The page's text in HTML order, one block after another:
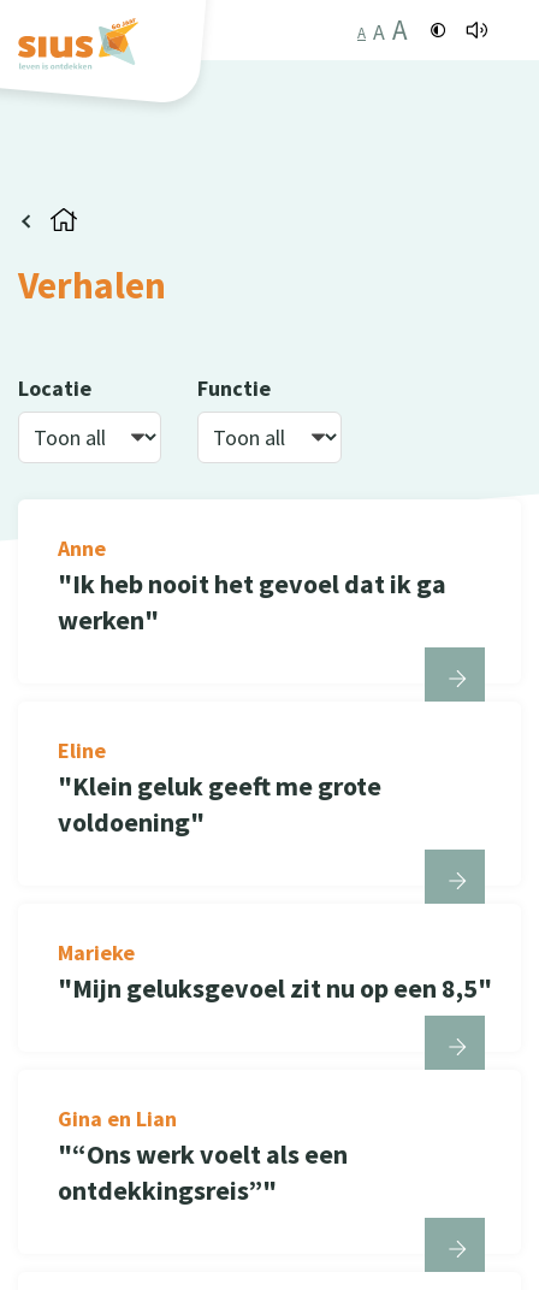
A A A
Verhalen
Locatie Functie
"Ik heb nooit het gevoel dat ik ga
werken"
Anne
"Klein geluk geeft me grote
voldoening"
Eline
"Mijn geluksgevoel zit nu op een 8,5"
Marieke
"“Ons werk voelt als een
ontdekkingsreis”"
Gina en Lian